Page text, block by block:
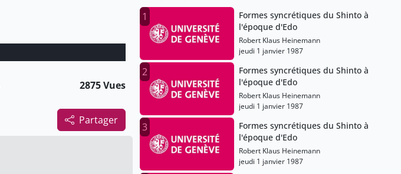
2875 Vues
Partager
1
Formes syncrétiques du Shinto à
l'époque d'Edo
Robert Klaus Heinemann
jeudi 1 janvier 1987
2
Formes syncrétiques du Shinto à
l'époque d'Edo
Robert Klaus Heinemann
jeudi 1 janvier 1987
3
Formes syncrétiques du Shinto à
l'époque d'Edo
Robert Klaus Heinemann
jeudi 1 janvier 1987